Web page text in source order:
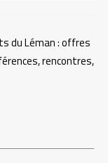
du Léman : offres
rencontres,